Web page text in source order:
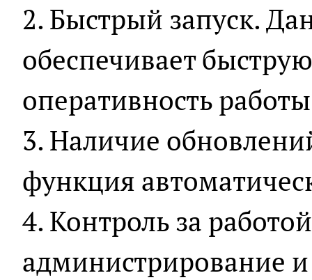
2. Быстрый запуск.
обеспечивает
оперативность
3. Наличие
функция
4. Контроль за
администрирование и